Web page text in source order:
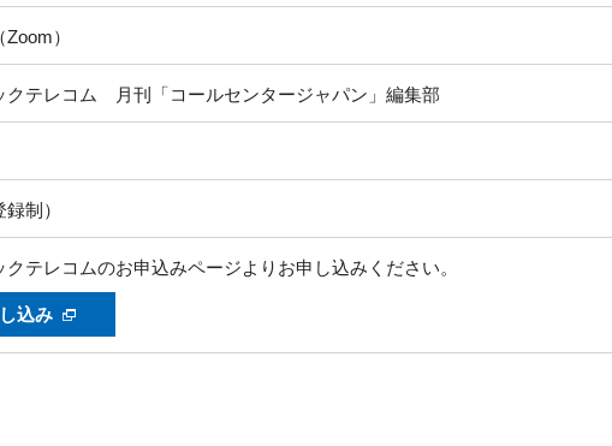
）
クテレコム 月刊「コールセンタージャパン」編集部
制）
テレコムのお申込みページよりお申し込みください。
込み